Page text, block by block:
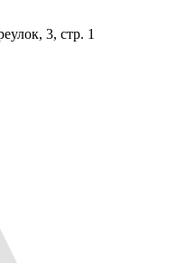
3, стр. 1